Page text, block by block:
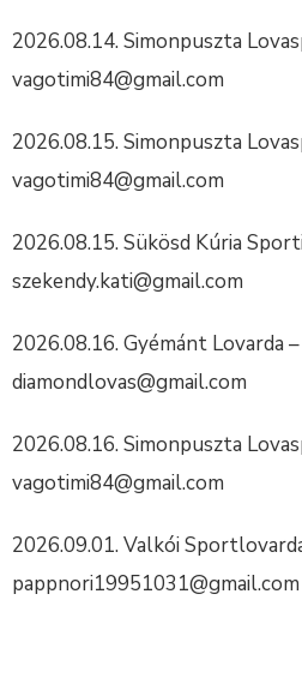
2026.08.14. Simonpuszta
vagotimi84@gmail.com
2026.08.15. Simonpuszta
vagotimi84@gmail.com
2026.08.15. Sükösd Kúria
szekendy.kati@gmail.com
2026.08.16. Gyémánt Lovarda –
diamondlovas@gmail.com
2026.08.16. Simonpuszta
vagotimi84@gmail.com
2026.09.01. Valkói
pappnori19951031@gmail.com